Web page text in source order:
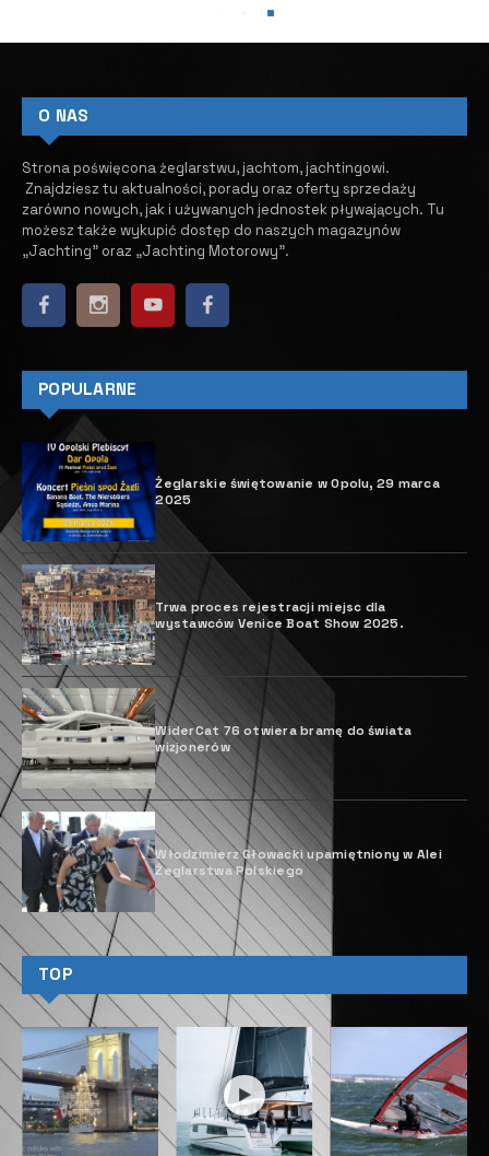
O NAS
Strona poświęcona żeglarstwu, jachtom, jachtingowi.
Znajdziesz tu aktualności, porady oraz oferty sprzedaży
zarówno nowych, jak i używanych jednostek pływających. ​ Tu
możesz także wykupić dostęp do naszych magazynów
„Jachting” oraz „Jachting Motorowy”.
POPULARNE
Żeglarskie świętowanie w Opolu, 29 marca
2025
Trwa proces rejestracji miejsc dla
wystawców Venice Boat Show 2025.
WiderCat 76 otwiera bramę do świata
wizjonerów
Włodzimierz Głowacki upamiętniony w Alei
Żeglarstwa Polskiego
TOP